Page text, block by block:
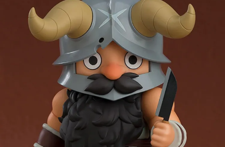
預購-宅配(舊)
每筆NT$120，滿NT$3,000(含以上)免運費
預購-宅配(離島)(舊)
每筆NT$160，滿NT$3,000(含以上)免運費
東海門市自取，需自備購物袋取貨唷。